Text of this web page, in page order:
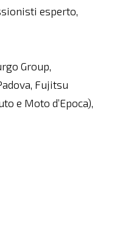
esperto,
Group,
Fujitsu
e Moto d’Epoca),